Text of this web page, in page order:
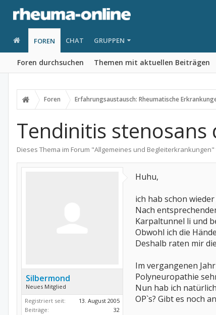
FOREN
Foren durchsuchen Themen mit aktuellen Beiträgen
CHAT GRUPPEN
Foren Erfahrungsaustausch: Rheumatische
Tendinitis stenosans
Dieses Thema im Forum "Allgemeines und Begleiterkrankungen"
Silbermond
Neues Mitglied
Registriert seit:
13. August 2005
Beiträge:
32
Huhu,
ich hab schon
Nach
Karpaltunnel li und
Obwohl ich die
Deshalb raten mir
Im vergangenen
Polyneuropathie
Nun hab ich
OP`s? Gibt es noch